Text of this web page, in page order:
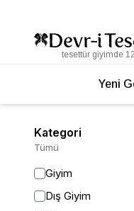
tesettür giyimde
Yeni
Kategori
Tümü
Giyim
Dış Giyim